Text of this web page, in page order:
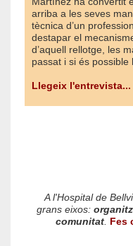
arriba a les seves
tècnica d’un
destapar el
d’aquell rellotge, les
passat i si és possible
Llegeix l'entrevista...
A l'Hospital de
grans eixos:
comunitat. Fes